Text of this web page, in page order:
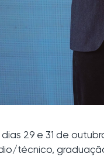
dias 29 e 31 de
técnico,